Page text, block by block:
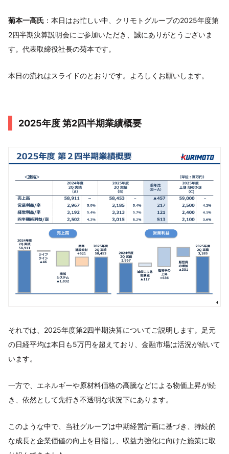
菊本一高氏 ：本日はお忙しい中、クリモトグループの2025年度第
2四半期決算説明会にご参加いただき、誠にありがとうございま
す。代表取締役社長の菊本です。
本日の流れはスライドのとおりです。よろしくお願いします。
2025年度 第2四半期業績概要
それでは、2025年度第2四半期決算についてご説明します。足元
の日経平均は本日も5万円を超えており、金融市場は活況が続いて
います。
一方で、エネルギーや原材料価格の高騰などによる物価上昇が続
き、依然として先行き不透明な状況下にあります。
このような中で、当社グループは中期経営計画に基づき、持続的
な成長と企業価値の向上を目指し、収益力強化に向けた施策に取